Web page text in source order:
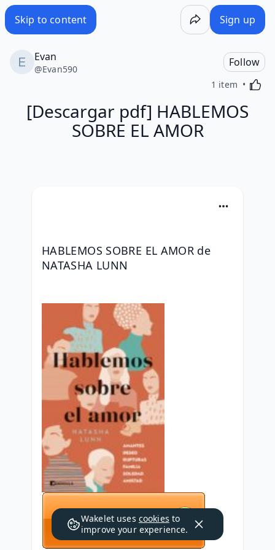
Skip to content Sign up
Evan
@Evan590
Follow
1 item
[Descargar pdf] HABLEMOS
SOBRE EL AMOR
HABLEMOS SOBRE EL AMOR de
NATASHA LUNN
Wakelet uses cookies to
improve your experience.